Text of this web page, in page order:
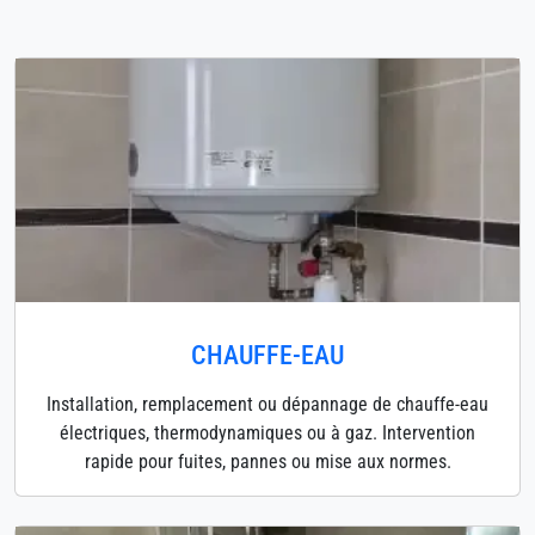
CHAUFFE-EAU
Installation, remplacement ou dépannage de chauffe-eau
électriques, thermodynamiques ou à gaz. Intervention
rapide pour fuites, pannes ou mise aux normes.